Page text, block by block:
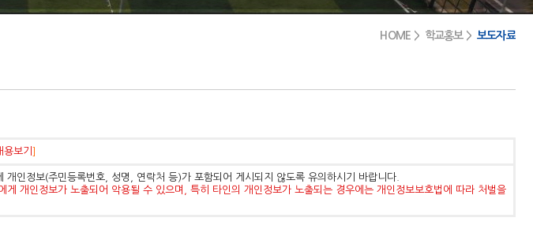
외국어자료실
HOME > 학교홍보 > 보도자료
용보기 ]
인정보(주민등록번호, 성명, 연락처 등)가 포함되어 게시되지 않도록 유의하시기 바랍니다.
게 개인정보가 노출되어 악용될 수 있으며, 특히 타인의 개인정보가 노출되는 경우에는 개인정보보호법에 따라 처벌을